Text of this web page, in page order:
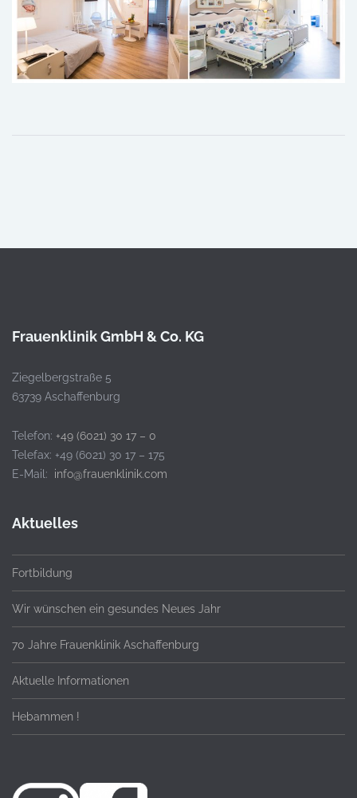
Frauenklinik GmbH & Co. KG
Ziegelbergstraße 5
63739 Aschaffenburg
Telefon: +49 (6021) 30 17 – 0
Telefax: +49 (6021) 30 17 – 175
E-Mail: info@frauenklinik.com
Aktuelles
Fortbildung
Wir wünschen ein gesundes Neues Jahr
70 Jahre Frauenklinik Aschaffenburg
Aktuelle Informationen
Hebammen !